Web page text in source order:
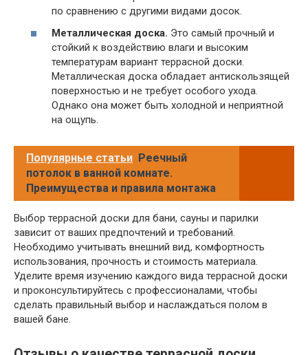
по сравнению с другими видами досок.
Металлическая доска. Это самый прочный и
стойкий к воздействию влаги и высоким
температурам вариант террасной доски.
Металлическая доска обладает антискользящей
поверхностью и не требует особого ухода.
Однако она может быть холодной и неприятной
на ощупь.
Популярные статьи Реечный
потолок в ванной комнате.
Преимущества и правила монтажа
Выбор террасной доски для бани, сауны и парилки
зависит от ваших предпочтений и требований.
Необходимо учитывать внешний вид, комфортность
использования, прочность и стоимость материала.
Уделите время изучению каждого вида террасной доски
и проконсультируйтесь с профессионалами, чтобы
сделать правильный выбор и наслаждаться полом в
вашей бане.